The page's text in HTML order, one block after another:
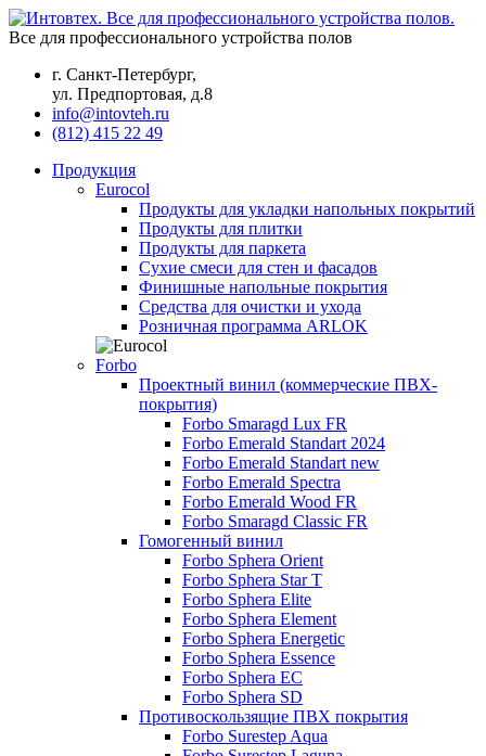
Все для профессионального устройства полов
г. Санкт-Петербург,
ул. Предпортовая, д.8
info@intovteh.ru
(812) 415 22 49
Продукция
Eurocol
Продукты для укладки напольных покрытий
Продукты для плитки
Продукты для паркета
Сухие смеси для стен и фасадов
Финишные напольные покрытия
Средства для очистки и ухода
Розничная программа ARLOK
Forbo
Проектный винил (коммерческие ПВХ-
покрытия)
Forbo Smaragd Lux FR
Forbo Emerald Standart 2024
Forbo Emerald Standart new
Forbo Emerald Spectra
Forbo Emerald Wood FR
Forbo Smaragd Classic FR
Гомогенный винил
Forbo Sphera Orient
Forbo Sphera Star T
Forbo Sphera Elite
Forbo Sphera Element
Forbo Sphera Energetic
Forbo Sphera Essence
Forbo Sphera EC
Forbo Sphera SD
Противоскользящие ПВХ покрытия
Forbo Surestep Aqua